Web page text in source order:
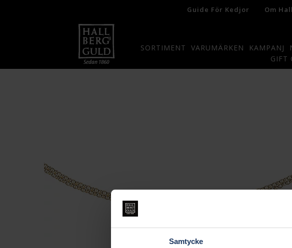
Samtycke
Guide För Kedjor Om
SORTIMENT VARUMÄRKEN KAMPANJ
GIFT